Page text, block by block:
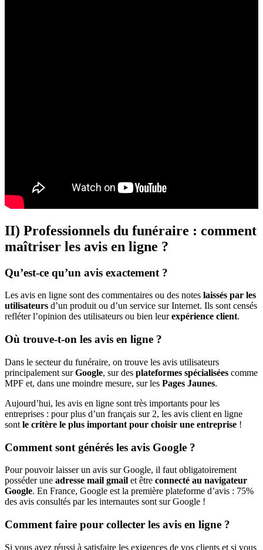
II) Professionnels du funéraire : comment
maîtriser les avis en ligne ?
Qu’est-ce qu’un avis exactement ?
Les avis en ligne sont des commentaires ou des notes laissés par les
utilisateurs d’un produit ou d’un service sur Internet. Ils sont censés
refléter l’opinion des utilisateurs ou bien leurexpérience client.
Où trouve-t-on les avis en ligne ?
Dans le secteur du funéraire, on trouve les avis utilisateurs
principalement surGoogle, sur des plateformes spécialisées comme
MPF et, dans une moindre mesure, sur les Pages Jaunes.
Aujourd’hui, les avis en ligne sont très importants pour les
entreprises : pour plus d’un français sur 2, les avis client en ligne
sont le critère le plus important pour choisir une entreprise !
Comment sont générés les avis Google ?
Pour pouvoir laisser un avis sur Google, il faut obligatoirement
posséder une adresse mail gmail et être connecté au navigateur
Google. En France, Google est la première plateforme d’avis : 75%
des avis consultés par les internautes sont sur Google !
Comment faire pour collecter les avis en ligne ?
Si vous avez réussi à satisfaire les exigences de vos clients et si vous